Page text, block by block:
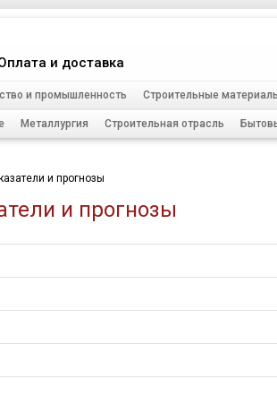
и доставка
и промышленность Строительные
Металлургия Строительная отрасль
и прогнозы
и прогнозы